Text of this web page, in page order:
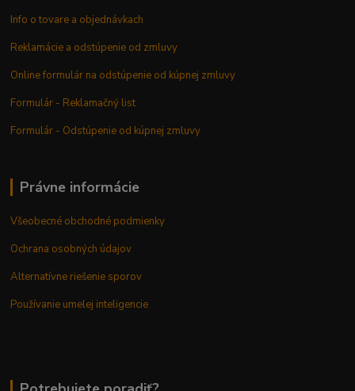
Info o tovare a objednávkach
Reklamácie a odstúpenie od zmluvy
Online formulár na odstúpenie od kúpnej zmluvy
Formulár - Reklamačný list
Formulár - Odstúpenie od kúpnej zmluvy
Právne informácie
Všeobecné obchodné podmienky
Ochrana osobných údajov
Alternatívne riešenie sporov
Používanie umelej inteligencie